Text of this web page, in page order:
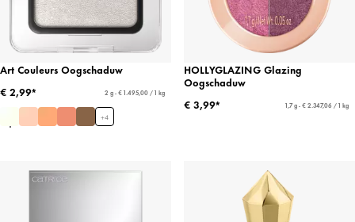
Art Couleurs Oogschaduw
€ 2,99*
2 g - € 1.495,00 / 1 kg
+4
HOLLYGLAZING Glazing
Oogschaduw
€ 3,99*
1,7 g - € 2.347,06 / 1 kg